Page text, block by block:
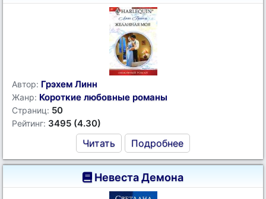
Автор: Грэхем Линн
Жанр: Короткие любовные романы
Страниц: 50
Рейтинг: 3495 (4.30)
Читать Подробнее
Невеста Демона